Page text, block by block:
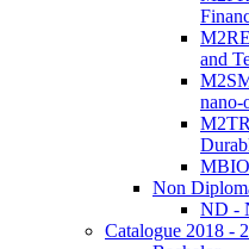
and
nano-
Non
ND -
Catalogue 2018 -